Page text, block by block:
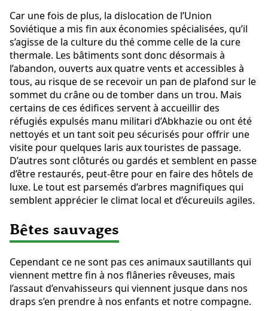
Car une fois de plus, la dislocation de l’Union
Soviétique a mis fin aux économies spécialisées, qu’il
s’agisse de la culture du thé comme celle de la cure
thermale. Les bâtiments sont donc désormais à
l’abandon, ouverts aux quatre vents et accessibles à
tous, au risque de se recevoir un pan de plafond sur le
sommet du crâne ou de tomber dans un trou. Mais
certains de ces édifices servent à accueillir des
réfugiés expulsés manu militari d’Abkhazie ou ont été
nettoyés et un tant soit peu sécurisés pour offrir une
visite pour quelques laris aux touristes de passage.
D’autres sont clôturés ou gardés et semblent en passe
d’être restaurés, peut-être pour en faire des hôtels de
luxe. Le tout est parsemés d’arbres magnifiques qui
semblent apprécier le climat local et d’écureuils agiles.
Bêtes sauvages
Cependant ce ne sont pas ces animaux sautillants qui
viennent mettre fin à nos flâneries rêveuses, mais
l’assaut d’envahisseurs qui viennent jusque dans nos
draps s’en prendre à nos enfants et notre compagne.